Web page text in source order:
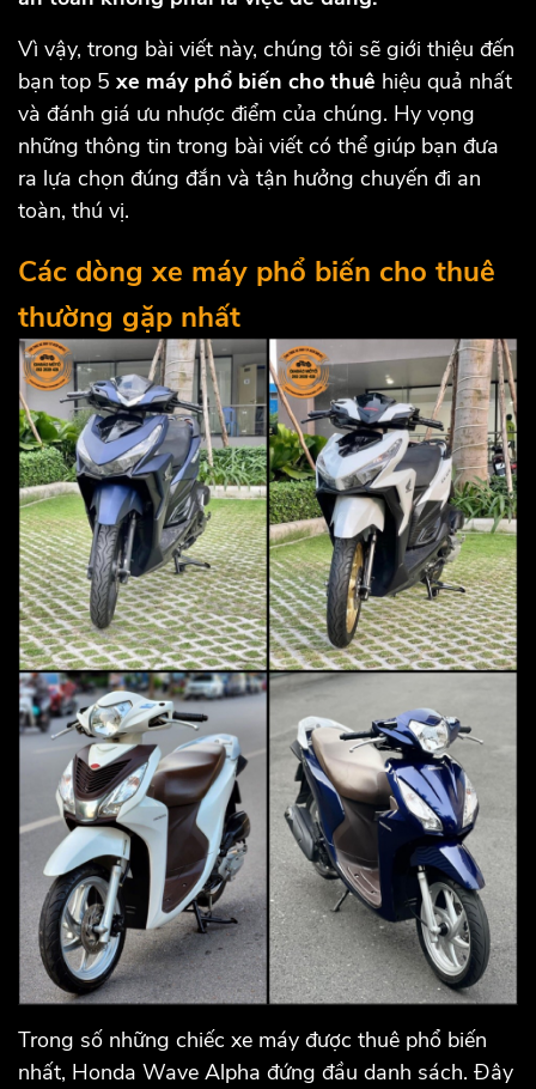
Vì vậy, trong bài viết này, chúng tôi sẽ giới thiệu đến
bạn top 5 xe máy phổ biến cho thuê hiệu quả nhất
và đánh giá ưu nhược điểm của chúng. Hy vọng
những thông tin trong bài viết có thể giúp bạn đưa
ra lựa chọn đúng đắn và tận hưởng chuyến đi an
toàn, thú vị.
Các dòng xe máy phổ biến cho thuê
thường gặp nhất
Trong số những chiếc xe máy được thuê phổ biến
nhất, Honda Wave Alpha đứng đầu danh sách. Đây